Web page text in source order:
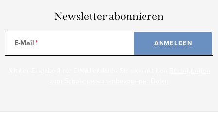
Newsletter abonnieren
E-Mail ANMELDEN